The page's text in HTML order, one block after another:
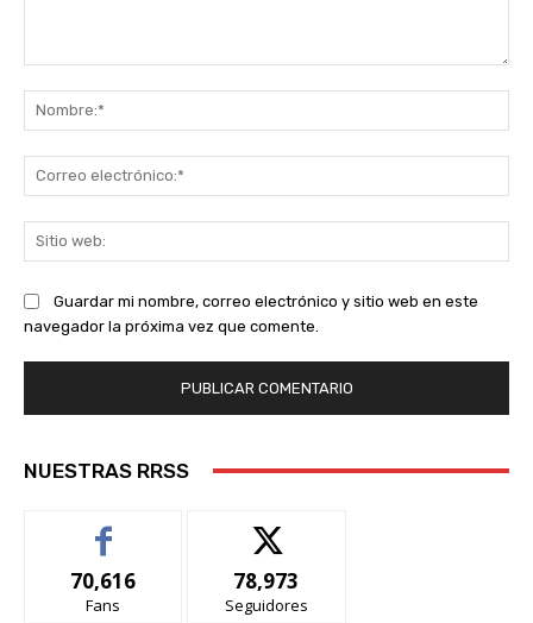
Guardar mi nombre, correo electrónico y sitio web en este
navegador la próxima vez que comente.
NUESTRAS RRSS
70,616
Fans
78,973
Seguidores